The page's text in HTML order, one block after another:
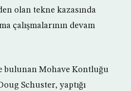
olan tekne kazasında
çalışmalarının devam
bulunan Mohave Kontluğu
Schuster, yaptığı